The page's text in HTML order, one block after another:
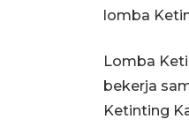
lomba
Lomba
bekerja
Ketinting